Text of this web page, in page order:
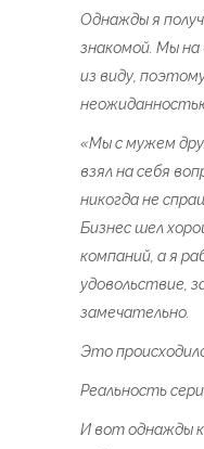
Однажды я
знакомой. Мы на
из виду,
«Мы с мужем
взял на себя
никогда не
Бизнес шел
компаний, а я
удовольствие,
замечательно.
Это
Реальность
И вот однажды